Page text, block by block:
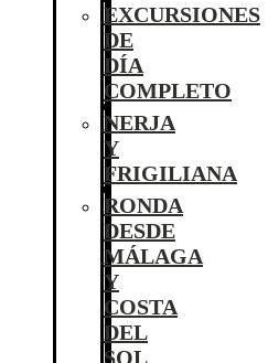
EXCURSIONES
DE
DÍA
COMPLETO
NERJA
Y
FRIGILIANA
RONDA
DESDE
MÁLAGA
Y
COSTA
DEL
SOL